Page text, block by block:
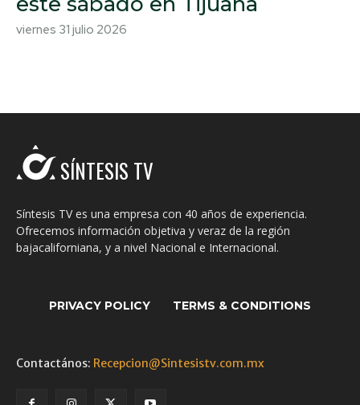
viernes 31 julio 2026
SÍNTESIS TV
Síntesis TV es una empresa con 40 años de experiencia.
Ofrecemos información objetiva y veraz de la región
bajacaliforniana, y a nivel Nacional e Internacional.
PRIVACY POLICY TERMS & CONDITIONS
Contactános: Recepcion@Sintesistv.com.mx